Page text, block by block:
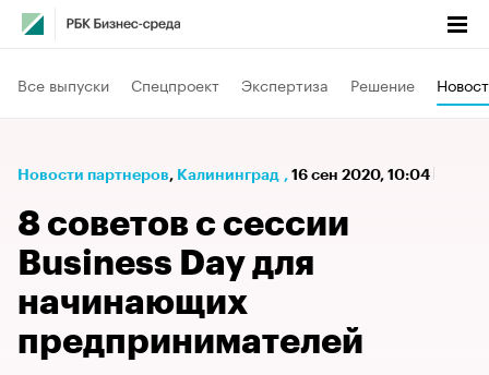
Все выпуски Спецпроект Экспертиза Решение
Новости партнеров⁠, Калининград , 16 сен 2020, 10:04
8 советов с сессии
Business Day для
начинающих
предпринимателей